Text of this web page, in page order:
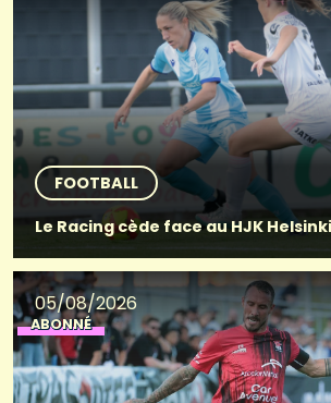
FOOTBALL
Le Racing cède face au HJK Helsinki
05/08/2026
ABONNÉ